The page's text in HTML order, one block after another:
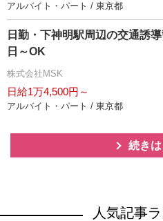
アルバイト・パート / 東京都
日勤・下神明駅周辺の交通誘
日～OK
株式会社MSK
日給1万4,500円～
アルバイト・パート / 東京都
続き
人気記事